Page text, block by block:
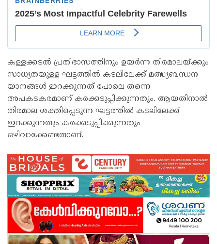
കള്ളക്കടല്‍ പ്രതിഭാസത്തിനും ഉയർന്ന തിരമാലയ്ക്കും
സാധ്യതയുള്ള ഘട്ടത്തില്‍ കടലിലേക്ക് മത്സ്യബന്ധന
യാനങ്ങള്‍ ഇറക്കുന്നത് പോലെ തന്നെ
അപകടകരമാണ് കരക്കടുപ്പിക്കുന്നതും. ആയതിനാല്‍
തിരമാല ശക്തിപ്പെടുന്ന ഘട്ടത്തില്‍ കടലിലേക്ക്
ഇറക്കുന്നതും കരക്കടുപ്പിക്കുന്നതും
ഒഴിവാക്കേണ്ടതാണ്.